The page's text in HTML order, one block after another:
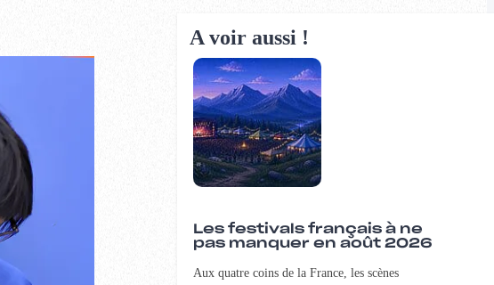
A voir aussi !
Les festivals français à ne
pas manquer en août 2026
Aux quatre coins de la France, les scènes